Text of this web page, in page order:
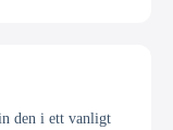
den i ett vanligt